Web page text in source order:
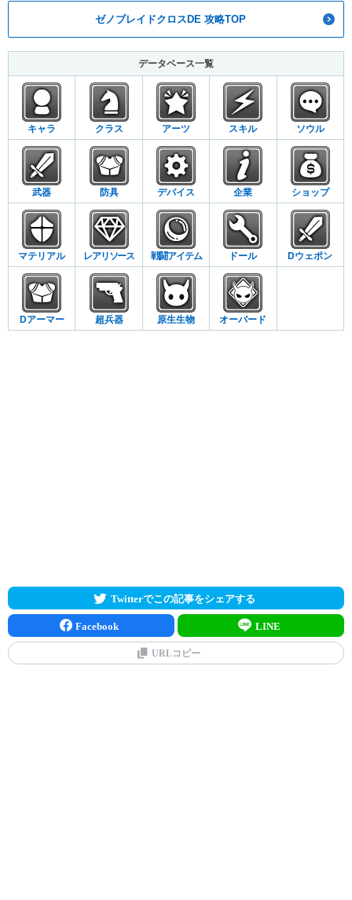
ゼノブレイドクロスDE 攻略TOP
データベース一覧
キャラ クラス アーツ スキル ソウル
武器 防具 デバイス 企業 ショップ
マテリアル レアリソース 戦闘アイテム ドール Dウェポン
Dアーマー 超兵器 原生生物 オーバード
Twitterでこの記事をシェアする
Facebook LINE
URLコピー